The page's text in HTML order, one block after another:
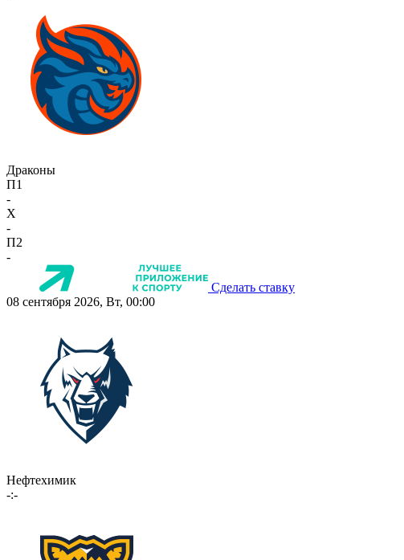
Драконы
П1
-
X
-
П2
-
Сделать ставку
08 сентября 2026, Вт, 00:00
Нефтехимик
-:-